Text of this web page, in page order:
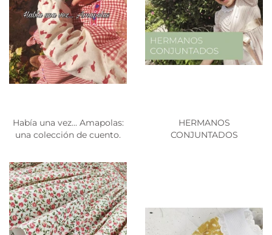
Había una vez... Amapolas:
una colección de cuento.
HERMANOS
CONJUNTADOS